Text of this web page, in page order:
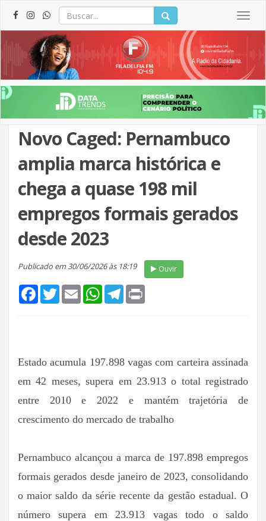
Novo Caged: Pernambuco
amplia marca histórica e
chega a quase 198 mil
empregos formais gerados
desde 2023
Publicado em 30/06/2026 às 18:19 Ouvir
FacebookTwitterEmail WhatsApp
Telegram
Estado acumula 197.898 vagas com carteira assinada
em 42 meses, supera em 23.913 o total registrado
entre 2010 e 2022 e mantém trajetória de
crescimento do mercado de trabalho
Pernambuco alcançou a marca de 197.898 empregos
formais gerados desde janeiro de 2023, consolidando
o maior saldo da série recente da gestão estadual. O
número supera em 23.913 vagas todo o saldo